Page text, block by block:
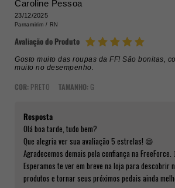
Caroline Pessoa
23/12/2025
Parnamirim / RN
Avaliação do Produto
Gosto muito das roupas da FF! São bonitas,
muito no desempenho.
COR: PRETO TAMANHO: G
Resposta
Olá boa tarde, tudo bem?
Que alegria ver sua avaliação 5 estrelas! 😄
Agradecemos demais pela confiança na FreeForce.
Esperamos te ver em breve na loja para descobrir
produtos e tornar seus próximos pedais ainda